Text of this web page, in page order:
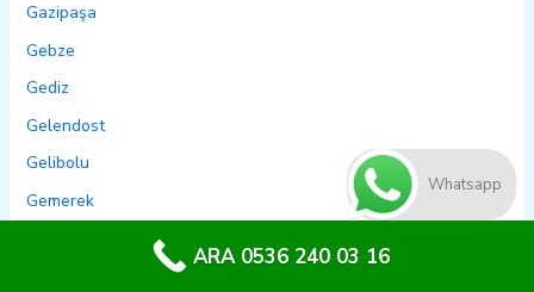
Gazipaşa
Gebze
Gediz
Gelendost
Gelibolu
Gemerek
Whatsapp
ARA 0536 240 03 16